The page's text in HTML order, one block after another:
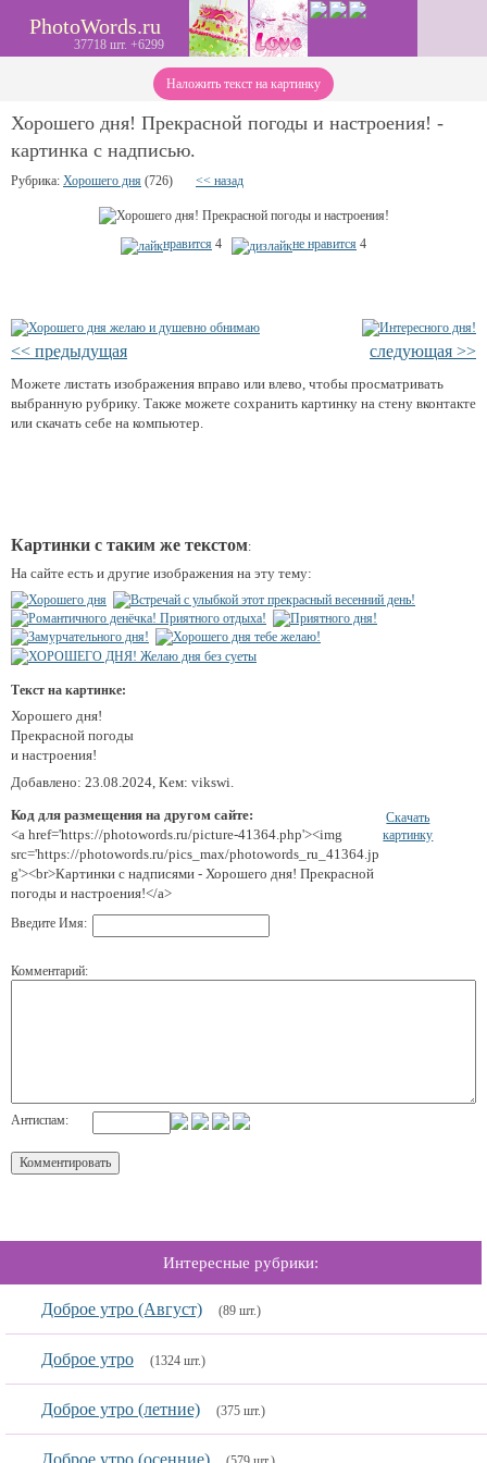
PhotoWords.ru
37718 шт. +6299
Наложить текст на картинку
Хорошего дня! Прекрасной погоды и настроения! -
картинка с надписью.
Рубрика: Хорошего дня (726) << назад
нравится 4 не нравится 4
<< предыдущая следующая >>
Можете листать изображения вправо или влево, чтобы просматривать
выбранную рубрику. Также можете сохранить картинку на стену вконтакте
или скачать себе на компьютер.
Картинки с таким же текстом:
На сайте есть и другие изображения на эту тему:
Текст на картинке:
Хорошего дня!
Прекрасной погоды
и настроения!
Добавлено: 23.08.2024, Кем: vikswi.
Код для размещения на другом сайте:
<a href='https://photowords.ru/picture-41364.php'><img
src='https://photowords.ru/pics_max/photowords_ru_41364.jp
g'><br>Картинки с надписями - Хорошего дня! Прекрасной
погоды и настроения!</a>
Скачать
картинку
Введите Имя:
Комментарий:
Антиспам:
Интересные рубрики:
Доброе утро (Август) (89 шт.)
Доброе утро (1324 шт.)
Доброе утро (летние) (375 шт.)
Доброе утро (осенние)